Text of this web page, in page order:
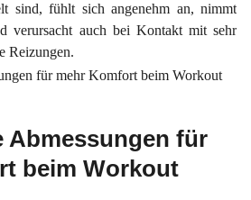
sind, fühlt sich angenehm an, nimmt
verursacht auch bei Kontakt mit sehr
Reizungen.
Abmessungen für
beim Workout